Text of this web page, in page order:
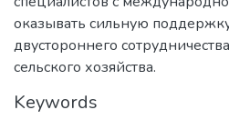
оказывать сильную
двустороннего
сельского хозяйства.
Keywords